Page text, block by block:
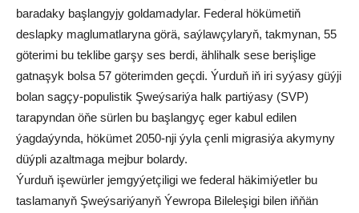
baradaky başlangyjy goldamadylar. Federal hökümetiň
deslapky maglumatlaryna görä, saýlawçylaryň, takmynan, 55
göterimi bu teklibe garşy ses berdi, ählihalk sese berişlige
gatnaşyk bolsa 57 göterimden geçdi. Ýurduň iň iri syýasy güýji
bolan sagçy-populistik Şweýsariýa halk partiýasy (SVP)
tarapyndan öňe sürlen bu başlangyç eger kabul edilen
ýagdaýynda, hökümet 2050-nji ýyla çenli migrasiýa akymyny
düýpli azaltmaga mejbur bolardy.
Ýurduň işewürler jemgyýetçiligi we federal häkimiýetler bu
taslamanyň Şweýsariýanyň Ýewropa Bileleşigi bilen iňňän